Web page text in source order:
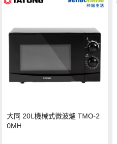
大同 20L機械式微波爐 TMO-2
0MH